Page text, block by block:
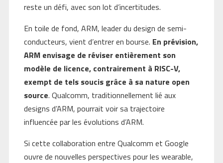
reste un défi, avec son lot d’incertitudes.
En toile de fond, ARM, leader du design de semi-
conducteurs, vient d’entrer en bourse. En prévision,
ARM envisage de réviser entièrement son
modèle de licence, contrairement à RISC-V,
exempt de tels soucis grâce à sa nature open
source. Qualcomm, traditionnellement lié aux
designs d’ARM, pourrait voir sa trajectoire
influencée par les évolutions d’ARM.
Si cette collaboration entre Qualcomm et Google
ouvre de nouvelles perspectives pour les wearable,